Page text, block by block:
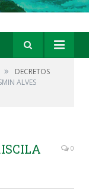
»
DECRETOS
ALVES
0